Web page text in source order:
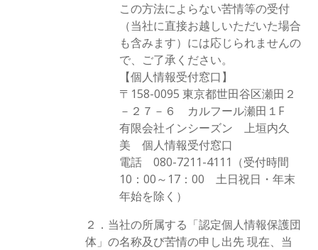
この方法によらない苦情等の受付
（当社に直接お越しいただいた場合
も含みます）には応じられませんの
で、ご了承ください。
【個人情報受付窓口】
〒158-0095 東京都世田谷区瀬田２
－２７－６ カルフール瀬田１F
有限会社インシーズン 上垣内久
美 個人情報受付窓口
電話 080-7211-4111（受付時間
10：00～17：00 土日祝日・年末
年始を除く）
２．当社の所属する「認定個人情報保護団
体」の名称及び苦情の申し出先 現在、当